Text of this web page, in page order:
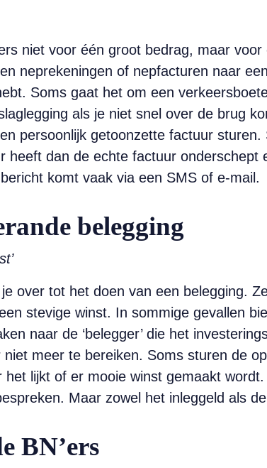
niet voor één groot ­bedrag, maar
nep­rekeningen of nepfacturen naar
Soms gaat het om een
als je niet snel over de brug
persoonlijk getoonzette factuur
heeft dan de echte factuur onderschept
komt vaak via een SMS of e-mail.
­belegging
over tot het doen van een belegging.
stevige winst. In sommige gevallen
naar de ­‘belegger’ die het
meer te ­bereiken. Soms sturen de
lijkt of er mooie winst gemaakt
Maar zowel het inleggeld als
BN’ers